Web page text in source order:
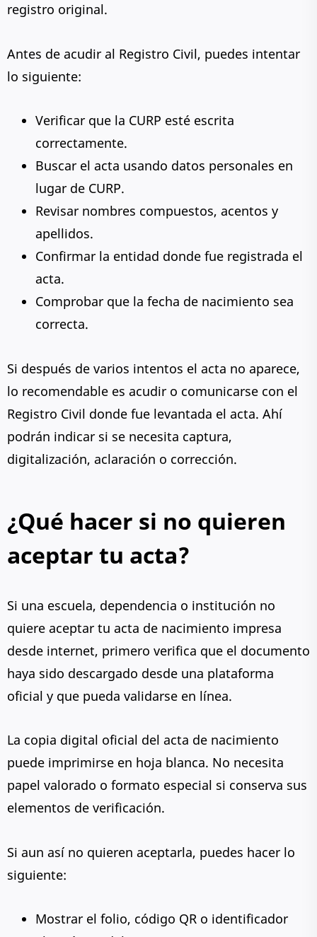
registro original.
Antes de acudir al Registro Civil, puedes intentar
lo siguiente:
Verificar que la CURP esté escrita
correctamente.
Buscar el acta usando datos personales en
lugar de CURP.
Revisar nombres compuestos, acentos y
apellidos.
Confirmar la entidad donde fue registrada el
acta.
Comprobar que la fecha de nacimiento sea
correcta.
Si después de varios intentos el acta no aparece,
lo recomendable es acudir o comunicarse con el
Registro Civil donde fue levantada el acta. Ahí
podrán indicar si se necesita captura,
digitalización, aclaración o corrección.
¿Qué hacer si no quieren
aceptar tu acta?
Si una escuela, dependencia o institución no
quiere aceptar tu acta de nacimiento impresa
desde internet, primero verifica que el documento
haya sido descargado desde una plataforma
oficial y que pueda validarse en línea.
La copia digital oficial del acta de nacimiento
puede imprimirse en hoja blanca. No necesita
papel valorado o formato especial si conserva sus
elementos de verificación.
Si aun así no quieren aceptarla, puedes hacer lo
siguiente:
Mostrar el folio, código QR o identificador